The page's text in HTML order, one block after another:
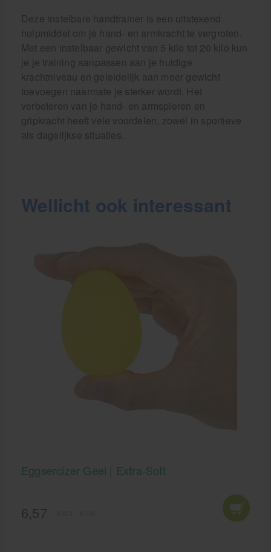
Deze instelbare handtrainer is een uitstekend
hulpmiddel om je hand- en armkracht te vergroten.
Met een instelbaar gewicht van 5 kilo tot 20 kilo kun
je je training aanpassen aan je huidige
krachtniveau en geleidelijk aan meer gewicht
toevoegen naarmate je sterker wordt. Het
verbeteren van je hand- en armspieren en
gripkracht heeft vele voordelen, zowel in sportieve
als dagelijkse situaties.
Wellicht ook interessant
Eggsercizer Geel | Extra-Soft
6,57